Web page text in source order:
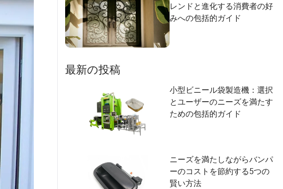
レンドと進化する消費者の好
みへの包括的ガイド
最新の投稿
小型ビニール袋製造機：選択
とユーザーのニーズを満たす
ための包括的ガイド
ニーズを満たしながらバンパ
ーのコストを節約する5つの
賢い方法